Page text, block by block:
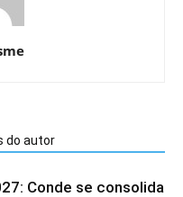
do autor
Conde se consolida